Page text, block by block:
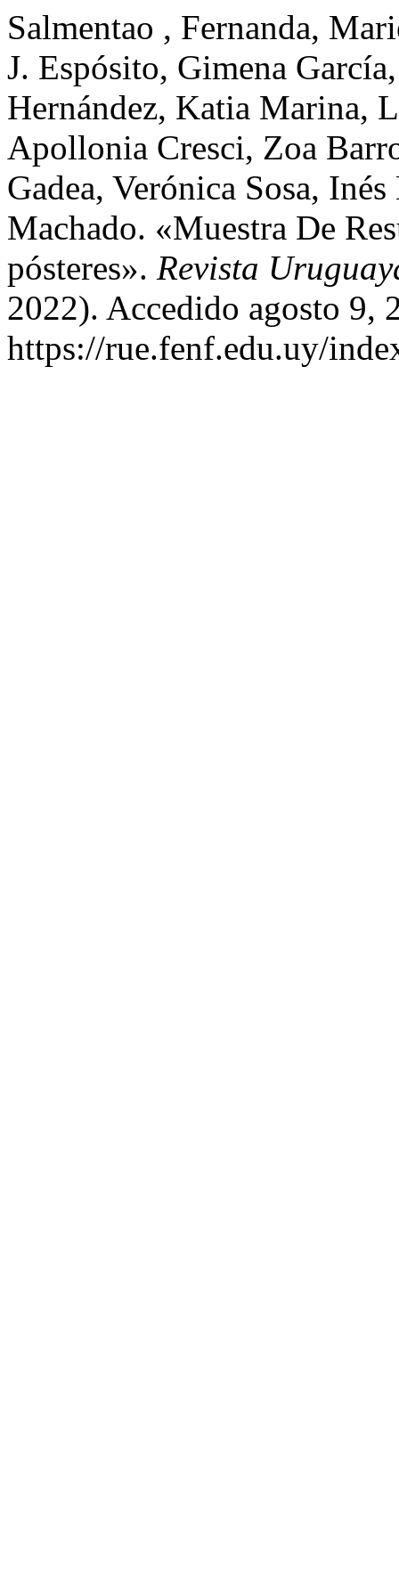
Salmentao , Fernanda,
J. Espósito, Gimena
Hernández, Katia Marina,
Apollonia Cresci, Zoa
Gadea, Verónica Sosa,
Machado. «Muestra De
pósteres». Revista
2022). Accedido agosto 9,
https://rue.fenf.edu.uy/